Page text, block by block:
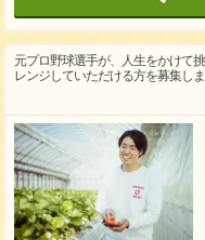
元プロ野球選手が、人生をかけて
レンジしていただける方を募集しま